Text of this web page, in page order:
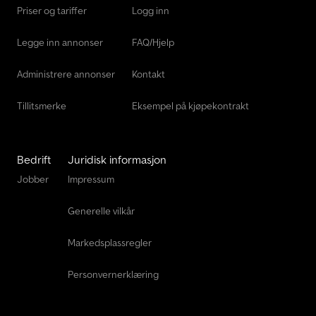
Schäffer 2028 Slt
Tadano Mobilkran
Priser og tariffer
Legge inn annonser
Administrere annonser
Tillitsmerke
Logg inn
FAQ/Hjelp
Kontakt
Eksempel på kjøpekontrakt
Bedrift
Jobber
Juridisk informasjon
Impressum
Generelle vilkår
Markedsplassregler
Personvernerklæring